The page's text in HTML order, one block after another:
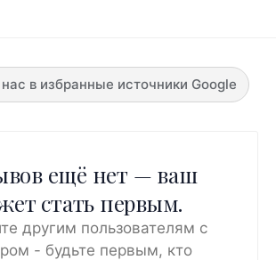
в избранные источники Google
ещё нет — ваш
стать первым.
другим пользователям с
- будьте первым, кто